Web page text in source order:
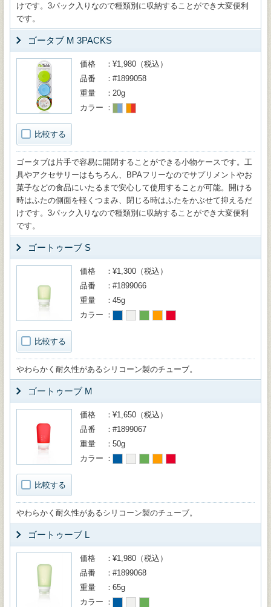
けです。3パック入りなので種類別に収納することができ大変便利
です。
ゴータブ M 3PACKS
比較する
価格
¥1,980（税込）
品番
#1899058
重量
20g
カラー
ゴータブは片手で容易に開閉することができる小物ケースです。工
具やアクセサリーはもちろん、BPAフリーなのでサプリメントやお
菓子などの食品にいたるまで安心して使用することが可能。開ける
時はふたの側面を軽くつまみ、閉じる時はふたをかぶせて抑えるだ
けです。3パック入りなので種類別に収納することができ大変便利
です。
ゴートゥーブ S
比較する
価格
¥1,300（税込）
品番
#1899066
重量
45g
カラー
やわらかく耐久性があるシリコーン製のチューブ。
ゴートゥーブ M
比較する
価格
¥1,650（税込）
品番
#1899067
重量
50g
カラー
やわらかく耐久性があるシリコーン製のチューブ。
ゴートゥーブ L
価格
¥1,980（税込）
品番
#1899068
重量
65g
カラー